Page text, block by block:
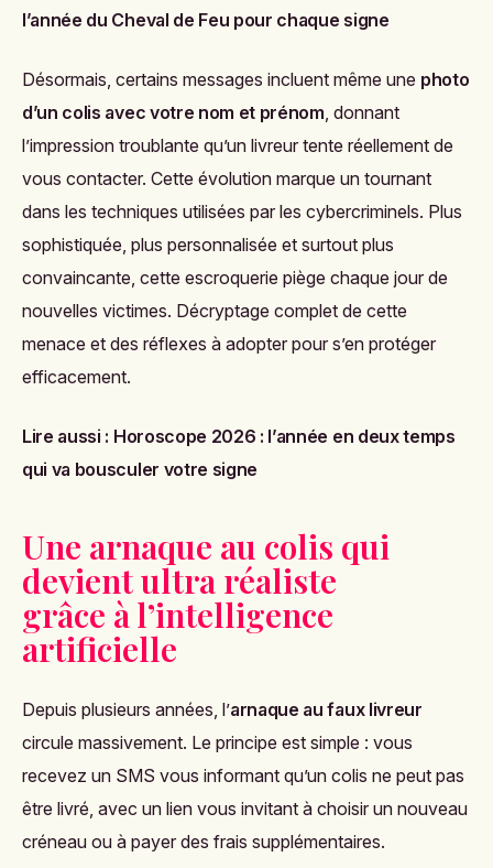
l’année du Cheval de Feu pour chaque signe
Désormais, certains messages incluent même une photo
d’un colis avec votre nom et prénom , donnant
l’impression troublante qu’un livreur tente réellement de
vous contacter. Cette évolution marque un tournant
dans les techniques utilisées par les cybercriminels. Plus
sophistiquée, plus personnalisée et surtout plus
convaincante, cette escroquerie piège chaque jour de
nouvelles victimes. Décryptage complet de cette
menace et des réflexes à adopter pour s’en protéger
efficacement.
Lire aussi : Horoscope 2026 : l’année en deux temps
qui va bousculer votre signe
Une arnaque au colis qui
devient ultra réaliste
grâce à l’intelligence
artificielle
Depuis plusieurs années, l’arnaque au faux livreur
circule massivement. Le principe est simple : vous
recevez un SMS vous informant qu’un colis ne peut pas
être livré, avec un lien vous invitant à choisir un nouveau
créneau ou à payer des frais supplémentaires.